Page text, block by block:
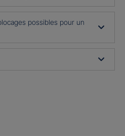
possibles pour un